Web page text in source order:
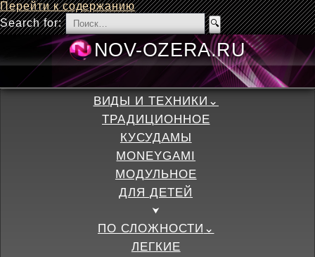
Перейти к содержанию
Search for:
NOV-
ВИДЫ И ТЕХНИКИ
ТРАДИЦИОННОЕ
КУСУДАМЫ
MONEYGAMI
МОДУЛЬНОЕ
ДЛЯ ДЕТЕЙ
ПО СЛОЖНОСТИ
ЛЕГКИЕ